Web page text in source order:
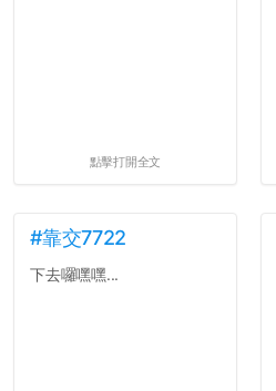
點擊打開全文
#靠交7722
下去囉嘿嘿...